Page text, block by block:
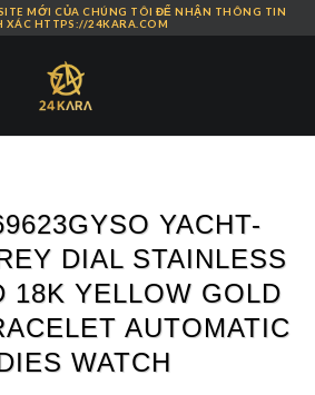
MỚI CỦA CHÚNG TÔI ĐỂ NHẬN THÔNG TIN
XÁC HTTPS://24KARA.COM
YACHT-
DIAL STAINLESS
18K YELLOW GOLD
AUTOMATIC
WATCH